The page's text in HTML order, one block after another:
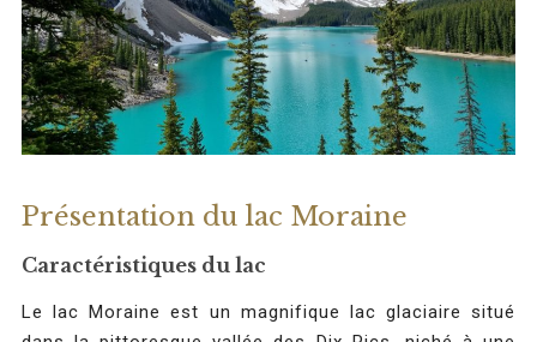
Présentation du lac Moraine
Caractéristiques du lac
Le lac Moraine est un magnifique lac glaciaire situé